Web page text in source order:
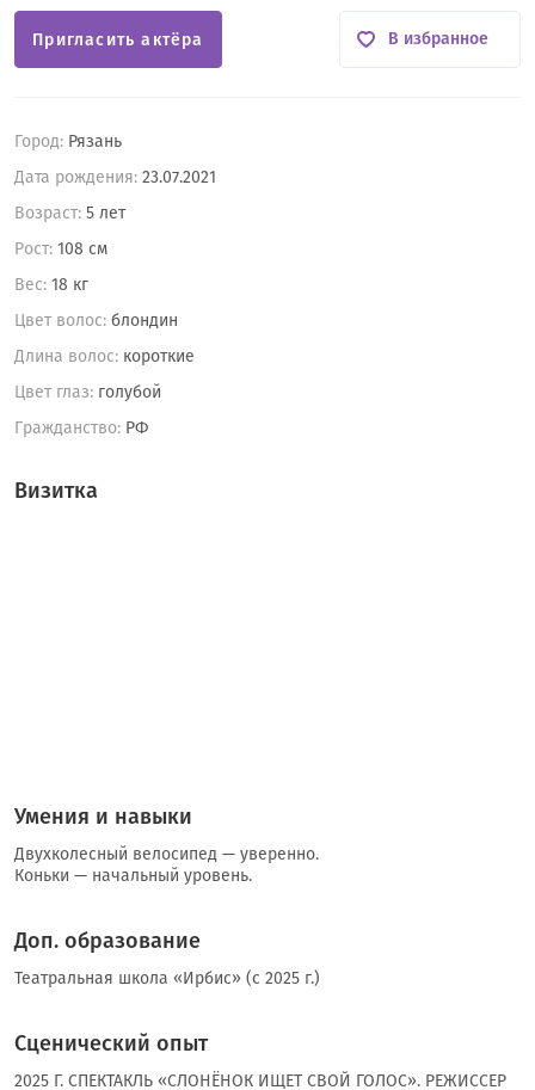
Город: Рязань
Дата рождения: 23.07.2021
Возраст: 5 лет
Рост: 108 см
Вес: 18 кг
Цвет волос: блондин
Длина волос: короткие
Цвет глаз: голубой
Гражданство: РФ
Пригласить актёра В избранное
Визитка
Умения и навыки
Двухколесный велосипед — уверенно.
Коньки — начальный уровень.
Доп. образование
Театральная школа «Ирбис» (с 2025 г.)
Сценический опыт
2025 Г. СПЕКТАКЛЬ «СЛОНЁНОК ИЩЕТ СВОЙ ГОЛОС». РЕЖИССЕР